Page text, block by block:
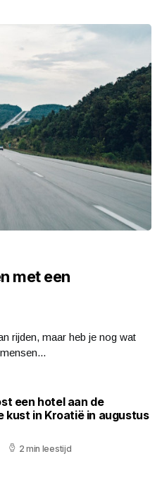
met een
rijden, maar heb je nog wat
een hotel aan de
kust in Kroatië in augustus
2 min leestijd